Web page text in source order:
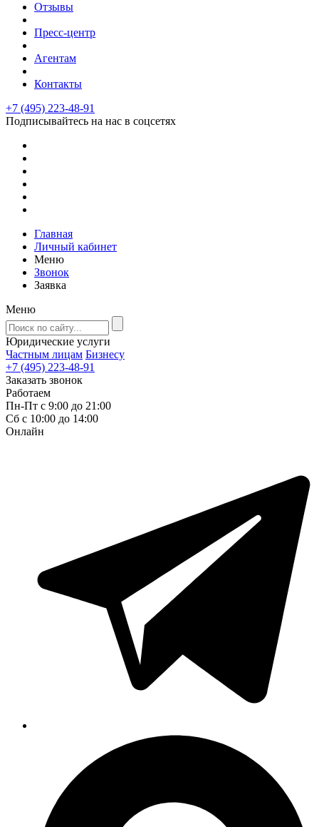
Отзывы
Пресс-центр
Агентам
Контакты
+7 (495) 223-48-91
Подписывайтесь на нас в соцсетях
Главная
Личный кабинет
Меню
Звонок
Заявка
Меню
Юридические услуги
Частным лицам Бизнесу
+7 (495) 223-48-91
Заказать звонок
Работаем
Пн-Пт с 9:00 до 21:00
Сб с 10:00 до 14:00
Онлайн